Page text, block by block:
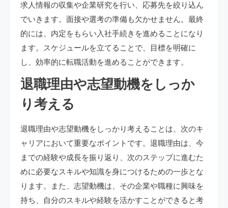
求人情報の収集や企業研究を行い、応募先を絞り込ん
でいきます。面接や選考の準備も欠かせません。最終
的には、内定をもらい入社手続きを進めることになり
ます。スケジュールを立てることで、目標を明確に
し、効率的に転職活動を進めることができます。
退職理由や志望動機をしっか
り考える
退職理由や志望動機をしっかり考えることは、次のキ
ャリアにおいて重要なポイントです。退職理由は、今
までの経験や成長を振り返り、次のステップに進むた
めに必要なスキルや知識を身につけるための一歩とな
ります。また、志望動機は、その企業や職種に興味を
持ち、自分のスキルや経験を活かすことができると考